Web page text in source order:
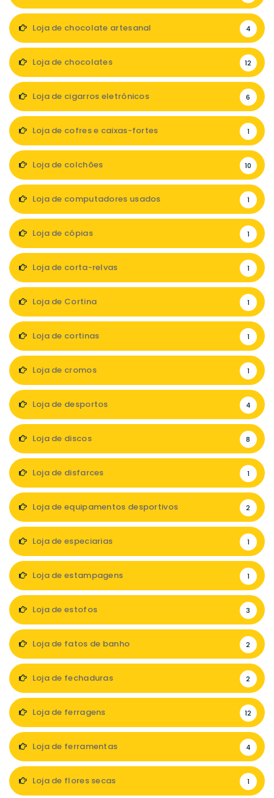
Loja de chocolate artesanal 4
Loja de chocolates 12
Loja de cigarros eletrónicos 6
Loja de cofres e caixas-fortes 1
Loja de colchões 10
Loja de computadores usados 1
Loja de cópias 1
Loja de corta-relvas 1
Loja de Cortina 1
Loja de cortinas 1
Loja de cromos 1
Loja de desportos 4
Loja de discos 8
Loja de disfarces 1
Loja de equipamentos desportivos 2
Loja de especiarias 1
Loja de estampagens 1
Loja de estofos 3
Loja de fatos de banho 2
Loja de fechaduras 2
Loja de ferragens 12
Loja de ferramentas 4
Loja de flores secas 1